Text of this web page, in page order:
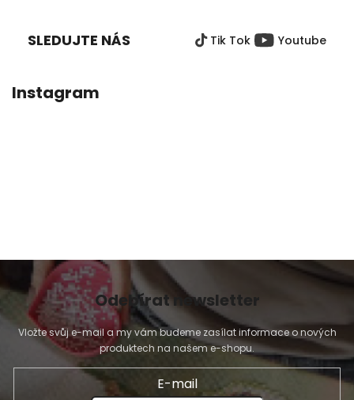
SLEDUJTE NÁS Tik Tok Youtube
Instagram
Odebírat newsletter
Vložte svůj e-mail a my vám budeme zasílat informace o nových
produktech na našem e-shopu.
E-mail